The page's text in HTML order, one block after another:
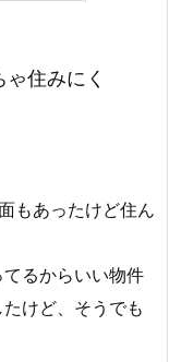
住みにく
もあったけど住ん
るからいい物件
けど、そうでも